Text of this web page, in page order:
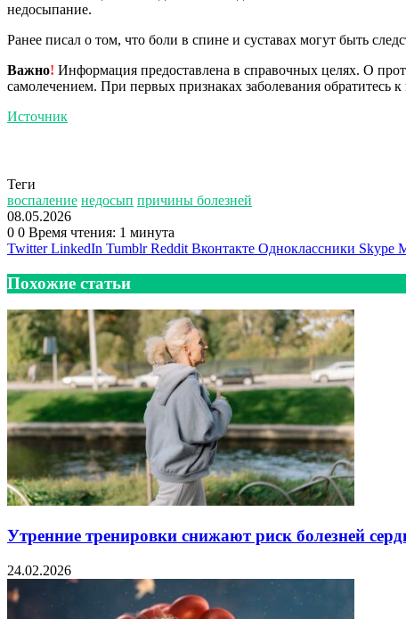
недосыпание.
Ранее писал о том, что боли в спине и суставах могут быть
Важно! Информация предоставлена в справочных целях. О
самолечением. При первых признаках заболевания обратитесь к
Источник
Теги
воспаление недосып причины болезней
08.05.2026
0 0 Время чтения: 1 минута
Twitter LinkedIn Tumblr Reddit Вконтакте Одноклассники Skype
Похожие статьи
Утренние тренировки снижают риск болезней
24.02.2026